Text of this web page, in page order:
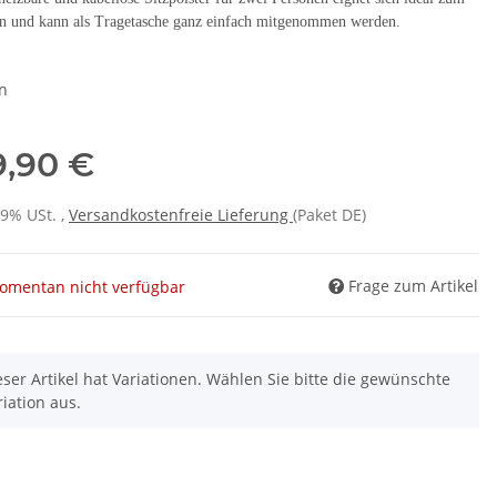
und kann als Tragetasche ganz einfach mitgenommen werden.
€
USt. , Versandkostenfreie Lieferung (Paket DE)
nicht verfügbar Frage zum Artikel
Artikel hat Variationen. Wählen Sie bitte die gewünschte
aus.